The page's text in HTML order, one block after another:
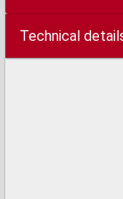
Technical